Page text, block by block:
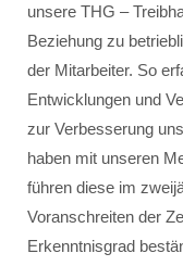
unsere THG –
Beziehung zu
der Mitarbeiter. So
Entwicklungen und
zur Verbesserung
haben mit unseren
führen diese im
Voranschreiten der
Erkenntnisgrad